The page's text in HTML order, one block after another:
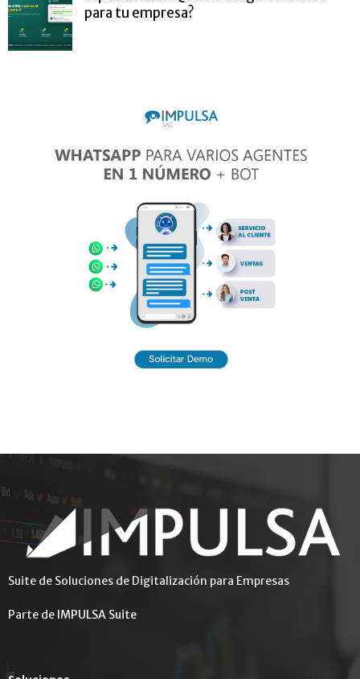
para tu empresa?
Suite de Soluciones de Digitalización para Empresas
Parte de IMPULSA Suite